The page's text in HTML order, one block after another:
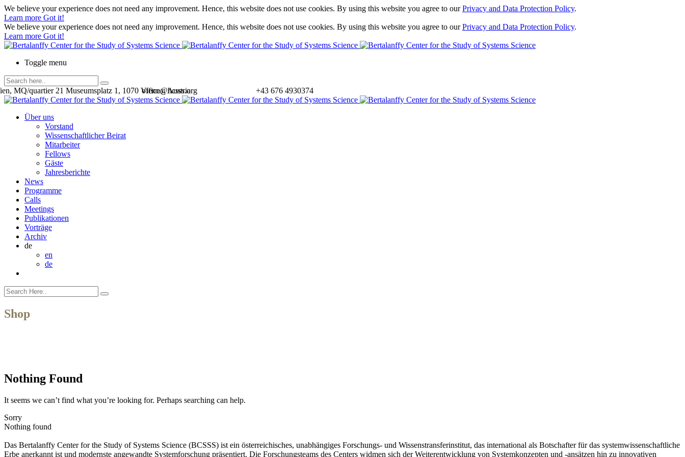
We believe your experience does not need any improvement. Hence, this website does not use cookies. By using this website you agree to ourPrivacy and Data Protection Policy.
Learn more Got it!
We believe your experience does not need any improvement. Hence, this website does not use cookies. By using this website you agree to ourPrivacy and Data Protection Policy.
Learn more Got it!
Toggle menu
+43 676 4930374
office@bcsss.org
MQ/quartier 21 Museumsplatz 1, 1070 Vienna, Austria
Über uns
Vorstand
Wissenschaftlicher Beirat
Mitarbeiter
Fellows
Gäste
Jahresberichte
News
Programme
Calls
Meetings
Publikationen
Vorträge
Archiv
de
en
de
Shop
Nothing Found
It seems we can’t find what you’re looking for. Perhaps searching can help.
Sorry
Nothing found
Das Bertalanffy Center for the Study of Systems Science (BCSSS) ist ein österreichisches, unabhängiges Forschungs- und Wissenstransferinstitut, das international als Botschafter für das systemwissenschaftliche
Erbe anerkannt ist und modernste angewandte Systemforschung präsentiert. Die Forschungsteams des Centers widmen sich der Weiterentwicklung von Systemkonzepten und -ansätzen hin zu innovativen